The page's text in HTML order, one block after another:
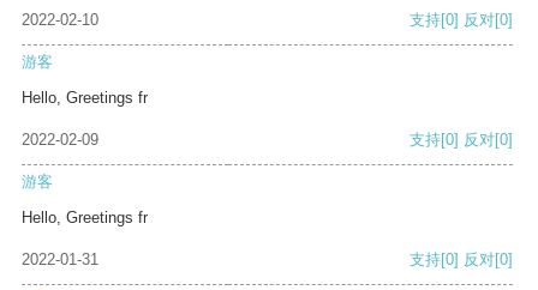
2022-02-10 支持[0] 反对[0]
游客
Hello, Greetings fr
2022-02-09 支持[0] 反对[0]
游客
Hello, Greetings fr
2022-01-31 支持[0] 反对[0]